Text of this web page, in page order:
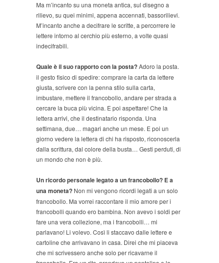
Ma m’incanto su una moneta antica, sul disegno a
rilievo, su quei minimi, appena accennati, bassorilievi.
M’incanto anche a decifrare le scritte, a percorrere le
lettere intorno al cerchio più esterno, a volte quasi
indecifrabili.
Quale è il suo rapporto con la posta?Adoro la posta.
il gesto fisico di spedire: comprare la carta da lettere
giusta, scrivere con la penna stilo sulla carta,
imbustare, mettere il francobollo, andare per strada a
cercare la buca più vicina. E poi aspettare! Che la
lettera arrivi, che il destinatario risponda. Una
settimana, due… magari anche un mese. E poi un
giorno vedere la lettera di chi ha risposto, riconoscerla
dalla scrittura, dal colore della busta… Gesti perduti, di
un mondo che non è più.
Un ricordo personale legato a un francobollo? E a
una moneta? Non mi vengono ricordi legati a un solo
francobollo. Ma vorrei raccontare il mio amore per i
francobolli quando ero bambina. Non avevo i soldi per
fare una vera collezione, ma i francobolli… mi
parlavano! Li volevo. Così li staccavo dalle lettere e
cartoline che arrivavano in casa. Direi che mi piaceva
che mi scrivessero anche solo per ricavarne il